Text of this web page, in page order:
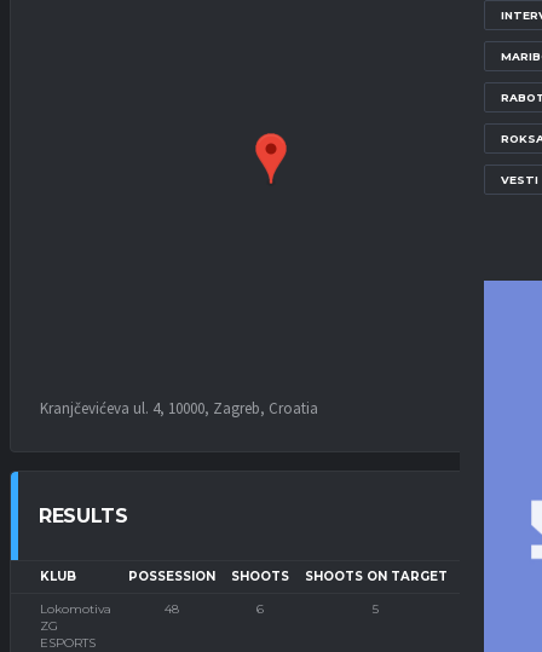
VESTI
Kranjčevićeva ul. 4, 10000, Zagreb, Croatia
RESULTS
KLUB POSSESSION SHOOTS SHOOTS ON TARGET
Lokomotiva
ZG
ESPORTS
48 6 5